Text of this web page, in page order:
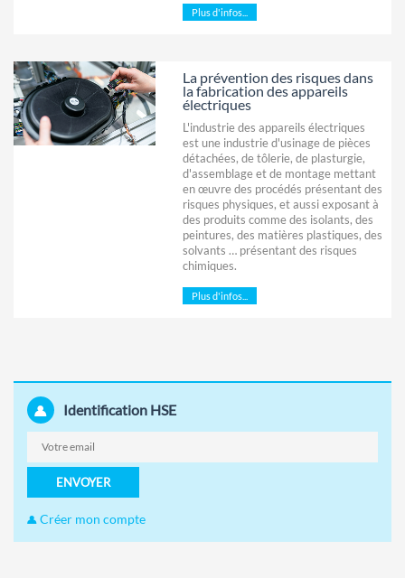
Plus d'infos...
La prévention des risques dans
la fabrication des appareils
électriques
L'industrie des appareils électriques
est une industrie d'usinage de pièces
détachées, de tôlerie, de plasturgie,
d'assemblage et de montage mettant
en œuvre des procédés présentant des
risques physiques, et aussi exposant à
des produits comme des isolants, des
peintures, des matières plastiques, des
solvants … présentant des risques
chimiques.
Plus d'infos...
Identification HSE
ENVOYER
Créer mon compte